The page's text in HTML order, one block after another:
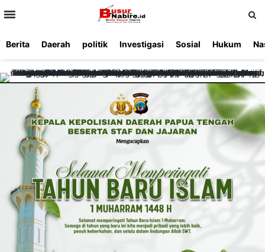
Berita Daerah politik Investigasi Sosial Hukum